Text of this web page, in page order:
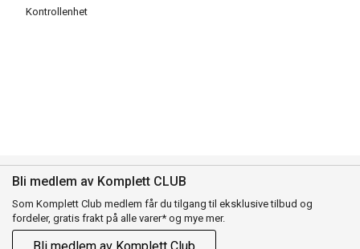
Kontrollenhet
Bli medlem av Komplett CLUB
Som Komplett Club medlem får du tilgang til eksklusive tilbud og
fordeler, gratis frakt på alle varer* og mye mer.